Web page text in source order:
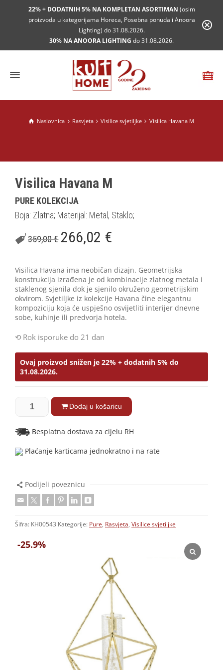
22% + DODATNIH 5% NA KOMPLETAN ASORTIMAN (osim
proizvoda u kategorijama Horeca, Posebna ponuda i Anoora
Lighting) do 31.08.2026.
30% NA ANOORA LIGHTING do 31.08.2026.
Naslovnica Rasvjeta Visilice svjetiljke Visilica Havana M
-25.9%
Visilica Havana M
PURE KOLEKCIJA
Boja: Zlatna; Materijal: Metal, Staklo;
359,00€ 266,02 €
Visilica Havana ima neobičan dizajn. Geometrijska
konstrukcija izrađena je od kombinacije zlatnog metala i
staklenog sjenila dok je sjenilo okruženo geometrijskim
okvirom. Svjetiljke iz kolekcije Havana čine elegantnu
kompoziciju koja će uspješno osvijetliti interijer dnevne
sobe, kuhinje ili predvorja hotela.
Rok isporuke do 21 dan
Ovaj proizvod snižen je 22% + dodatnih 5% do
31.08.2026.
Dodaj u košaricu
Besplatna dostava za cijelu RH
Plaćanje karticama jednokratno i na rate
Podijeli poveznicu
Šifra: KH00543 Kategorije: Pure, Rasvjeta, Visilice svjetiljke